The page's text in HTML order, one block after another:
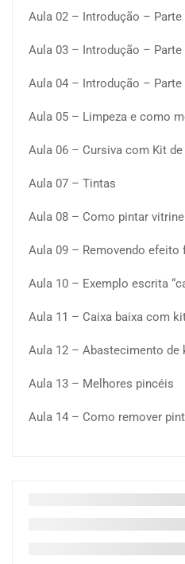
Aula 02 – Introdução – Parte
Aula 03 – Introdução – Parte
Aula 04 – Introdução – Parte
Aula 05 – Limpeza e como
Aula 06 – Cursiva com Kit
Aula 07 – Tintas
Aula 08 – Como pintar vitrine
Aula 09 – Removendo efeito
Aula 10 – Exemplo escrita
Aula 11 – Caixa baixa com
Aula 12 – Abastecimento de
Aula 13 – Melhores pincéis
Aula 14 – Como remover